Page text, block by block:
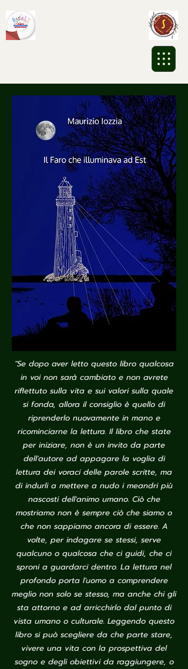
"Se dopo aver letto questo libro qualcosa
in voi non sarà cambiato e non avrete
riflettuto sulla vita e sui valori sulla quale
si fonda, allora il consiglio è quello di
riprenderlo nuovamente in mano e
ricominciarne la lettura. Il libro che state
per iniziare, non è un invito da parte
dell'autore ad appagare la voglia di
lettura dei voraci delle parole scritte, ma
di indurli a mettere a nudo i meandri più
nascosti dell'animo umano. Ciò che
mostriamo non è sempre ciò che siamo o
che non sappiamo ancora di essere. A
volte, per indagare se stessi, serve
qualcuno o qualcosa che ci guidi, che ci
sproni a guardarci dentro. La lettura nel
profondo porta l'uomo a comprendere
meglio non solo se stesso, ma anche chi gli
sta attorno e ad arricchirlo dal punto di
vista umano o culturale. Leggendo questo
libro si può scegliere da che parte stare,
vivere una vita con la prospettiva del
sogno e degli obiettivi da raggiungere, o